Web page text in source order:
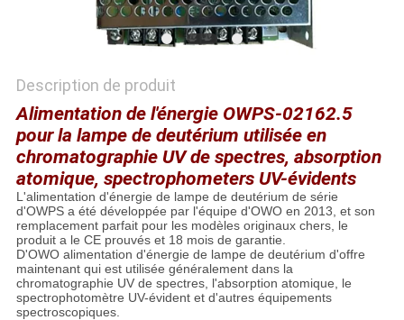
POLITIQUE
DE
CONFIDENTIALITÉ
Description de produit
Alimentation de l'énergie OWPS-02162.5
pour la lampe de deutérium utilisée en
chromatographie UV de spectres, absorption
atomique, spectrophometers UV-évidents
L'alimentation d'énergie de lampe de deutérium de série
d'OWPS a été développée par l'équipe d'OWO en 2013, et son
remplacement parfait pour les modèles originaux chers, le
produit a le CE prouvés et 18 mois de garantie.
D'OWO alimentation d'énergie de lampe de deutérium d'offre
maintenant qui est utilisée généralement dans la
chromatographie UV de spectres, l'absorption atomique, le
spectrophotomètre UV-évident et d'autres équipements
spectroscopiques.